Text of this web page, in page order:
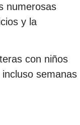
numerosas
y la
con niños
semanas